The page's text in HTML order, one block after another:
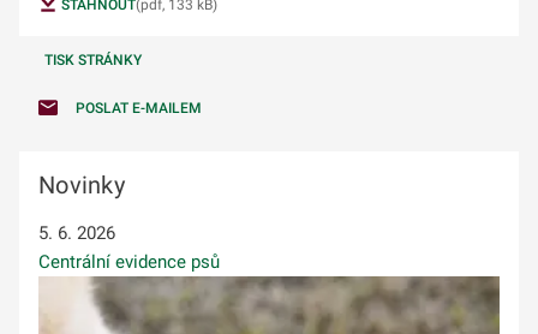
STÁHNOUT(pdf, 133 kB)
TISK STRÁNKY
POSLAT E-MAILEM
Novinky
5. 6. 2026
Centrální evidence psů